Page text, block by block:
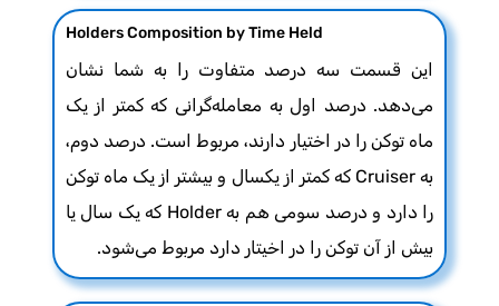
Holders Composition by Time Held
این قسمت سه درصد متفاوت را به شما نشان
می‌دهد. درصد اول به معامله‌گرانی که کمتر از یک
ماه توکن را در اختیار دارند، مربوط است. درصد دوم،
به Cruiser که کمتر از یکسال و بیشتر از یک ماه توکن
را دارد و درصد سومی هم به Holder که یک سال یا
بیش از آن توکن را در اخیتار دارد مربوط می‌شود.